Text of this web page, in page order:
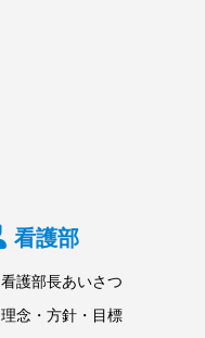
看護部
看護部長あいさつ
理念・方針・目標